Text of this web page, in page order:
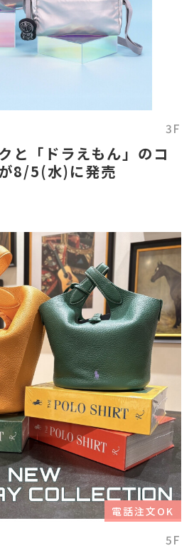
3F
と「ドラえもん」のコ
8/5(水)に発売
電話注文OK
5F